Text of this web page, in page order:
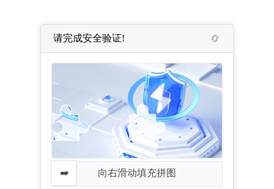
请完成安全验证!
向右滑动填充拼图